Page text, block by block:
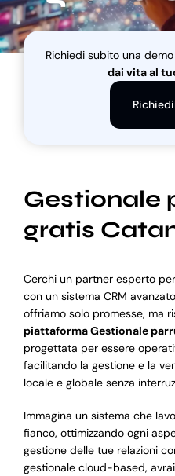
Blog
Richiedi subito una
dai vita al
Gestionale
gratis
Cerchi un partner esperto
con un sistema CRM
offriamo solo promesse, ma
piattaforma Gestionale
progettata per essere
facilitando la gestione e la
locale e globale senza
Immagina un sistema che
fianco, ottimizzando ogni
gestione delle tue relazioni
gestionale cloud-based,